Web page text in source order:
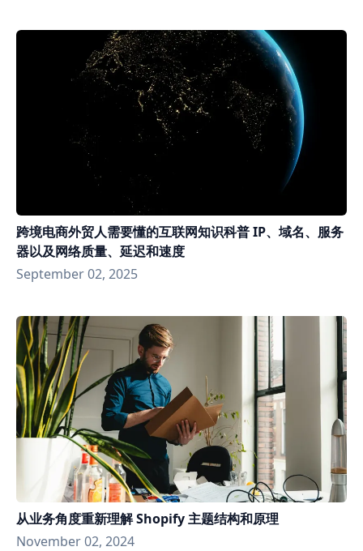
跨境电商外贸人需要懂的互联网知识科普 IP、域名、服务
器以及网络质量、延迟和速度
September 02, 2025
从业务角度重新理解 Shopify 主题结构和原理
November 02, 2024